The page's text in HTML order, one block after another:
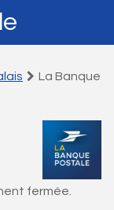
La Banque
fermée.